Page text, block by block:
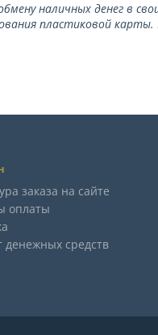
наличных денег в
пластиковой
заказа на сайте
оплаты
денежных средств